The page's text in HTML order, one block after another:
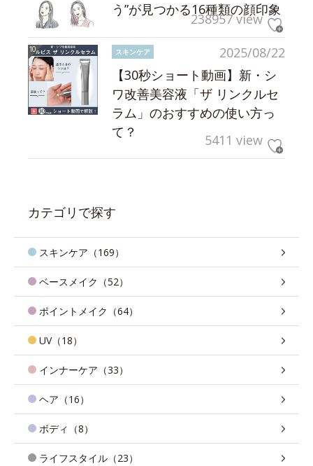
う”が見つかる16種類の顔印象
238957 view
2025/08/22
スキンケア
【30秒ショート動画】新・シ
ワ改善美容液「ザ リンクルセ
ラム」のおすすめの使い方っ
て？
5411 view
カテゴリで探す
スキンケア（169）
ベースメイク（52）
ポイントメイク（64）
UV（18）
インナーケア（33）
ヘア（16）
ボディ（8）
ライフスタイル（23）